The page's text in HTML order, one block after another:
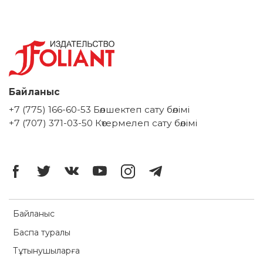
Байланыс
Баспа туралы
Тұтынушыларға
Байланыс
+7 (775) 166-60-53 Бөлшектеп сату бөлімі
+7 (707) 371-03-50 Көтермелеп сату бөлімі